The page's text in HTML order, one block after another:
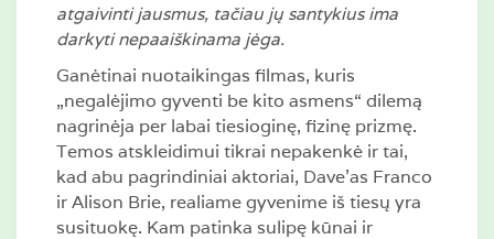
atgaivinti jausmus, tačiau jų santykius ima
darkyti nepaaiškinama jėga.
Ganėtinai nuotaikingas filmas, kuris
„negalėjimo gyventi be kito asmens“ dilemą
nagrinėja per labai tiesioginę, fizinę prizmę.
Temos atskleidimui tikrai nepakenkė ir tai,
kad abu pagrindiniai aktoriai, Dave’as Franco
ir Alison Brie, realiame gyvenime iš tiesų yra
susituokę. Kam patinka sulipę kūnai ir